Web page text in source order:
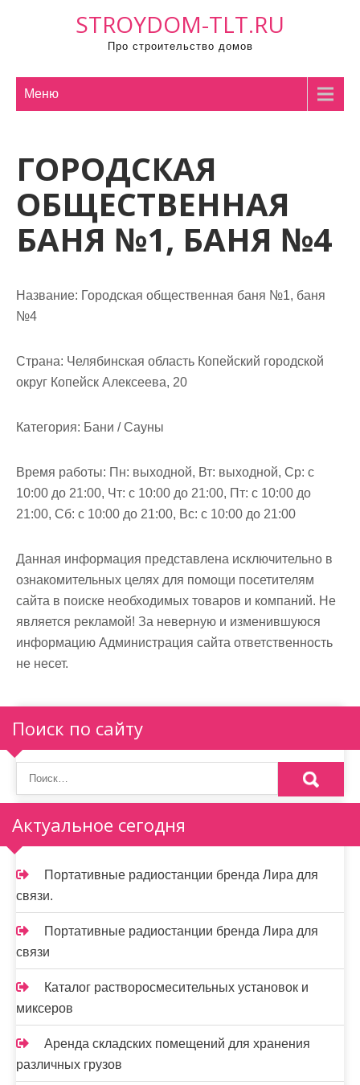
STROYDOM-TLT.RU
Про строительство домов
Меню
ГОРОДСКАЯ
ОБЩЕСТВЕННАЯ
БАНЯ №1, БАНЯ №4
Название: Городская общественная баня №1, баня
№4
Страна: Челябинская область Копейский городской
округ Копейск Алексеева, 20
Категория: Бани / Сауны
Время работы: Пн: выходной, Вт: выходной, Ср: с
10:00 до 21:00, Чт: с 10:00 до 21:00, Пт: с 10:00 до
21:00, Сб: с 10:00 до 21:00, Вс: с 10:00 до 21:00
Данная информация представлена исключительно в
ознакомительных целях для помощи посетителям
сайта в поиске необходимых товаров и компаний. Не
является рекламой! За неверную и изменившуюся
информацию Администрация сайта ответственность
не несет.
Поиск по сайту
Актуальное сегодня
Портативные радиостанции бренда Лира для
связи.
Портативные радиостанции бренда Лира для
связи
Каталог растворосмесительных установок и
миксеров
Аренда складских помещений для хранения
различных грузов